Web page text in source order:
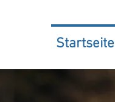
Startseite